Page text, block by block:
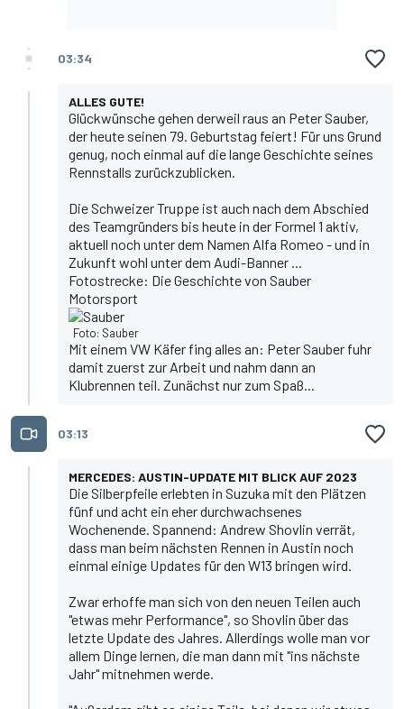
03:34
ALLES GUTE!
Glückwünsche gehen derweil raus an Peter Sauber,
der heute seinen 79. Geburtstag feiert! Für uns Grund
genug, noch einmal auf die lange Geschichte seines
Rennstalls zurückzublicken.
Die Schweizer Truppe ist auch nach dem Abschied
des Teamgründers bis heute in der Formel 1 aktiv,
aktuell noch unter dem Namen Alfa Romeo -und in
Zukunft wohl unter dem Audi-Banner ...
Fotostrecke: Die Geschichte von Sauber
Motorsport
Foto: Sauber
Mit einem VW Käfer fing alles an: Peter Sauber fuhr
damit zuerst zur Arbeit und nahm dann an
Klubrennen teil. Zunächst nur zum Spaß...
03:13
MERCEDES: AUSTIN-UPDATE MIT BLICK AUF 2023
Die Silberpfeile erlebten in Suzuka mit den Plätzen
fünf und acht ein eher durchwachsenes
Wochenende. Spannend: Andrew Shovlin verrät,
dass man beim nächsten Rennen in Austin noch
einmal einige Updates für den W13 bringen wird.
Zwar erhoffe man sich von den neuen Teilen auch
"etwas mehr Performance", so Shovlin über das
letzte Update des Jahres. Allerdings wolle man vor
allem Dinge lernen, die man dann mit "ins nächste
Jahr" mitnehmen werde.